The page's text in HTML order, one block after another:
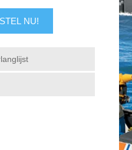
NU!